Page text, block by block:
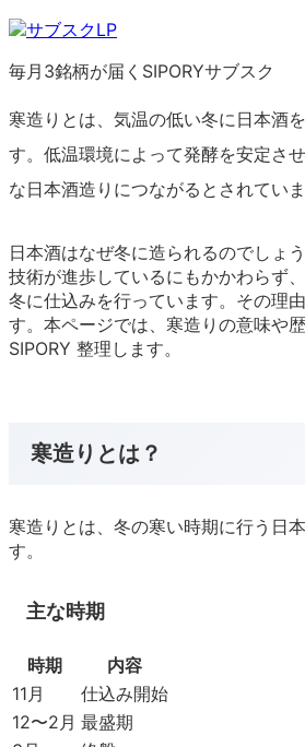
毎月3銘柄が届くSIPORYサブスク
寒造りとは、気温の低い冬に日本酒
す。低温環境によって発酵を安定さ
な日本酒造りにつながるとされていま
日本酒はなぜ冬に造られるのでしょ
技術が進歩しているにもかかわらず
冬に仕込みを行っています。その理
す。本ページでは、寒造りの意味や
SIPORY 整理します。
寒造りとは？
寒造りとは、冬の寒い時期に行う日
す。
主な時期
時期
内容
11月
仕込み開始
12〜2月 最盛期